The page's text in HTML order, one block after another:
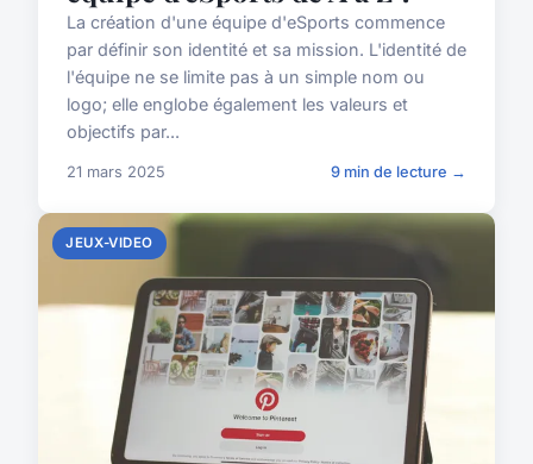
La création d'une équipe d'eSports commence
par définir son identité et sa mission. L'identité de
l'équipe ne se limite pas à un simple nom ou
logo; elle englobe également les valeurs et
objectifs par...
21 mars 2025 9 min de lecture →
JEUX-VIDEO